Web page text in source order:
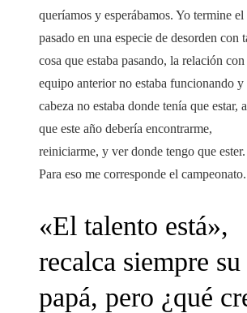
queríamos y esperábamos. Yo termine el
pasado en una especie de desorden con
cosa que estaba pasando, la relación
equipo anterior no estaba funcionando y
cabeza no estaba donde tenía que estar,
que este año debería encontrarme,
reiniciarme, y ver donde tengo que ester.
Para eso me corresponde el campeonato.
«El talento está»,
recalca siempre su
papá, pero ¿qué